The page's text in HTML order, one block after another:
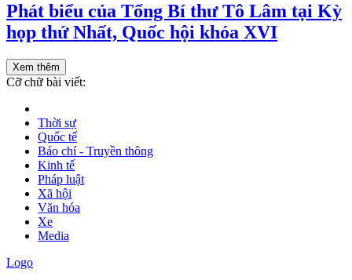
Phát biểu của Tổng Bí thư Tô Lâm tại Kỳ
họp thứ Nhất, Quốc hội khóa XVI
Xem thêm
Cỡ chữ bài viết:
Thời sự
Quốc tế
Báo chí - Truyền thông
Kinh tế
Pháp luật
Xã hội
Văn hóa
Xe
Media
Logo